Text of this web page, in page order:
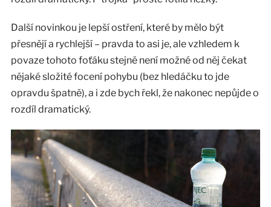
Další novinkou je lepší ostření, které by mělo být
přesnějí a rychlejší – pravda to asi je, ale vzhledem k
povaze tohoto foťáku stejně není možné od něj čekat
nějaké složité focení pohybu (bez hledáčku to jde
opravdu špatně), a i zde bych řekl, že nakonec nepůjde o
rozdíl dramatický.